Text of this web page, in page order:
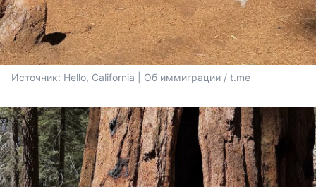
Источник: Hello, California | Об иммиграции / t.me